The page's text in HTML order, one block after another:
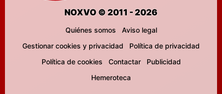
NOXVO © 2011 - 2026
Quiénes somos
Aviso legal
Gestionar cookies y privacidad
Política de privacidad
Política de cookies
Contactar
Publicidad
Hemeroteca